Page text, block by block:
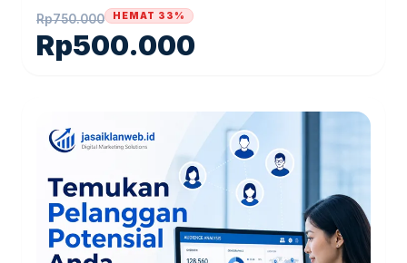
Rp750.000
Rp500.000
HEMAT 33%